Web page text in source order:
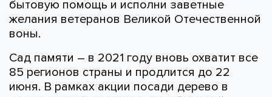
бытовую помощь и исполни заветные
желания ветеранов Великой Отечественной
воны.
Сад памяти – в 2021 году вновь охватит все
85 регионов страны и продлится до 22
июня. В рамках акции посади дерево в